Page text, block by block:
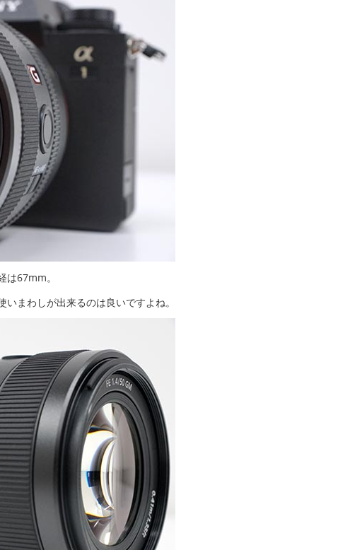
は67mm。
まわしが出来るのは良いですよね。